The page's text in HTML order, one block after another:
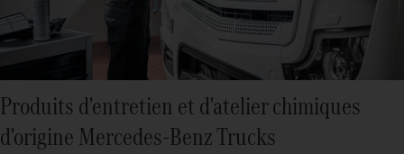
Produits d'entretien et d'atelier chimiques
d'origine Mercedes‑Benz Trucks